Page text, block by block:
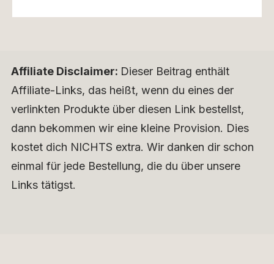
Affiliate Disclaimer: Dieser Beitrag enthält
Affiliate-Links, das heißt, wenn du eines der
verlinkten Produkte über diesen Link bestellst,
dann bekommen wir eine kleine Provision. Dies
kostet dich NICHTS extra. Wir danken dir schon
einmal für jede Bestellung, die du über unsere
Links tätigst.